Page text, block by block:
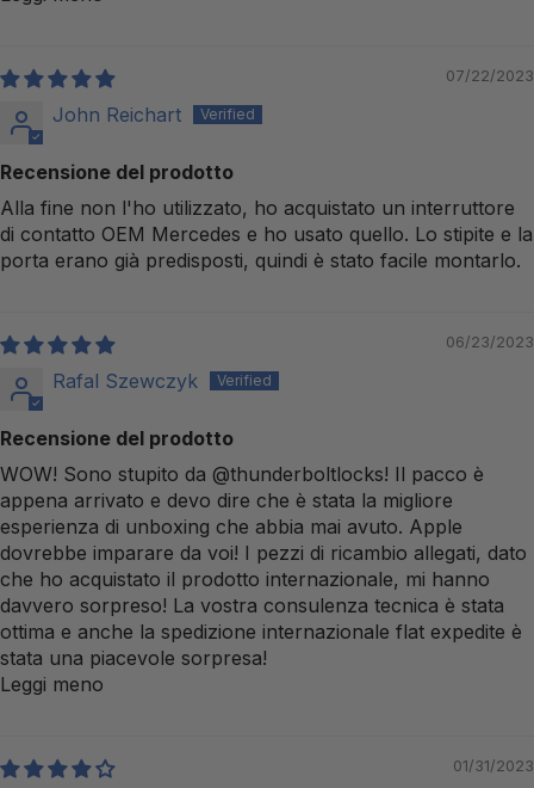
07/22/2023
John Reichart
Recensione del prodotto
Alla fine non l'ho utilizzato, ho acquistato un interruttore
di contatto OEM Mercedes e ho usato quello. Lo stipite e la
porta erano già predisposti, quindi è stato facile montarlo.
06/23/2023
Rafal Szewczyk
Recensione del prodotto
WOW! Sono stupito da @thunderboltlocks! Il pacco è
appena arrivato e devo dire che è stata la migliore
esperienza di unboxing che abbia mai avuto. Apple
dovrebbe imparare da voi! I pezzi di ricambio allegati, dato
che ho acquistato il prodotto internazionale, mi hanno
davvero sorpreso! La vostra consulenza tecnica è stata
ottima e anche la spedizione internazionale flat expedite è
stata una piacevole sorpresa!
Leggi meno
01/31/2023